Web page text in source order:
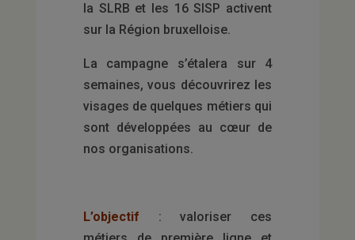
la SLRB et les 16 SISP activent
sur la Région bruxelloise.
La campagne s’étalera sur 4
semaines, vous découvrirez les
visages de quelques métiers qui
sont développées au cœur de
nos organisations.
L’objectif
: valoriser ces